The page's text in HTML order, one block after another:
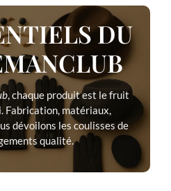
DU
, chaque produit est le fruit
Fabrication, matériaux,
dévoilons les coulisses de
qualité.